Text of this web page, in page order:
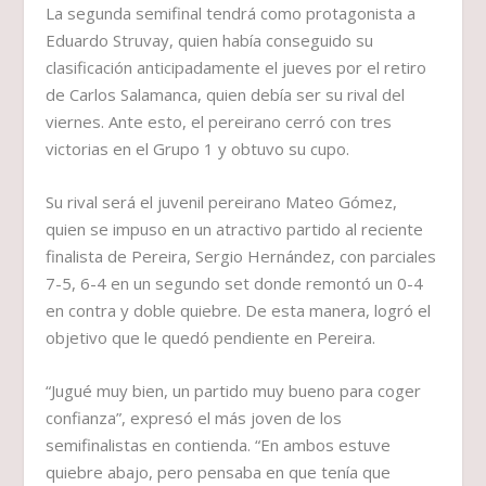
La segunda semifinal tendrá como protagonista a
Eduardo Struvay, quien había conseguido su
clasificación anticipadamente el jueves por el retiro
de Carlos Salamanca, quien debía ser su rival del
viernes. Ante esto, el pereirano cerró con tres
victorias en el Grupo 1 y obtuvo su cupo.
Su rival será el juvenil pereirano Mateo Gómez,
quien se impuso en un atractivo partido al reciente
finalista de Pereira, Sergio Hernández, con parciales
7-5, 6-4 en un segundo set donde remontó un 0-4
en contra y doble quiebre. De esta manera, logró el
objetivo que le quedó pendiente en Pereira.
“Jugué muy bien, un partido muy bueno para coger
confianza”, expresó el más joven de los
semifinalistas en contienda. “En ambos estuve
quiebre abajo, pero pensaba en que tenía que